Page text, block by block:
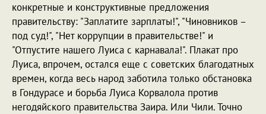
конкретные и конструктивные предложения
правительству: "Заплатите зарплаты!", "Чиновников –
под суд!", "Нет коррупции в правительстве!" и
"Отпустите нашего Луиса с карнавала!". Плакат про
Луиса, впрочем, остался еще с советских благодатных
времен, когда весь народ заботила только обстановка
в Гондурасе и борьба Луиса Корвалола против
негодяйского правительства Заира. Или Чили. Точно